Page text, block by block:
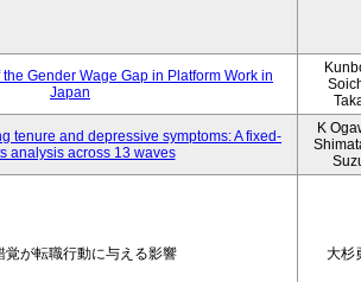
Gender Wage Gap in Platform Work in
Japan
tenure and depressive symptoms: A fixed-
analysis across 13 waves
K
覚が転職行動に与える影響 大杉